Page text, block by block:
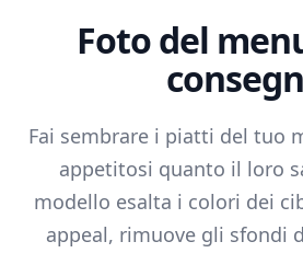
Foto del
Fai sembrare i piatti del tuo
appetitosi quanto il loro
modello esalta i colori dei
appeal, rimuove gli sfondi